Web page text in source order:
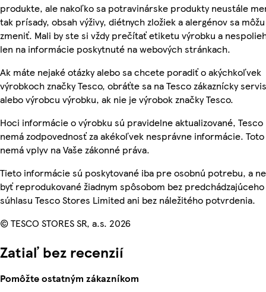
produkte, ale nakoľko sa potravinárske produkty neustále
tak prísady, obsah výživy, diétnych zložiek a alergénov sa môžu
zmeniť. Mali by ste si vždy prečítať etiketu výrobku a
len na informácie poskytnuté na webových stránkach.
Ak máte nejaké otázky alebo sa chcete poradiť o akýchkoľvek
výrobkoch značky Tesco, obráťte sa na Tesco zákaznícky
alebo výrobcu výrobku, ak nie je výrobok značky Tesco.
Hoci informácie o výrobku sú pravidelne aktualizované, Tesco
nemá zodpovednosť za akékoľvek nesprávne informácie. Toto
nemá vplyv na Vaše zákonné práva.
Tieto informácie sú poskytované iba pre osobnú potrebu, a
byť reprodukované žiadnym spôsobom bez predchádzajúceho
súhlasu Tesco Stores Limited ani bez náležitého potvrdenia.
© TESCO STORES SR, a.s. 2026
Zatiaľ bez recenzií
Pomôžte ostatným zákazníkom